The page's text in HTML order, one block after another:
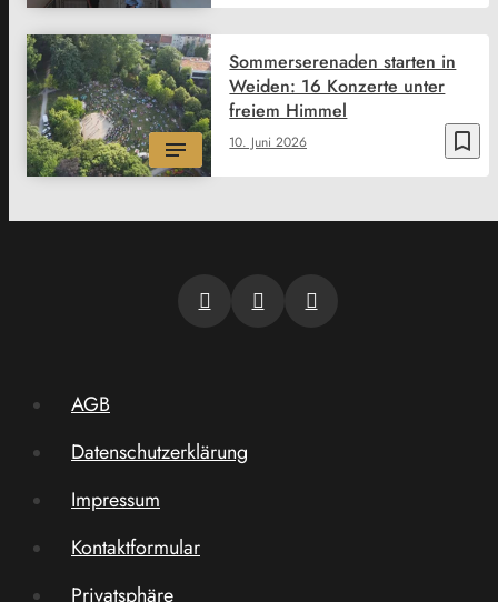
bookmark_border
10. Juni 2026
Sommerserenaden starten in
Weiden: 16 Konzerte unter
freiem Himmel
AGB
Datenschutzerklärung
Impressum
Kontaktformular
Privatsphäre